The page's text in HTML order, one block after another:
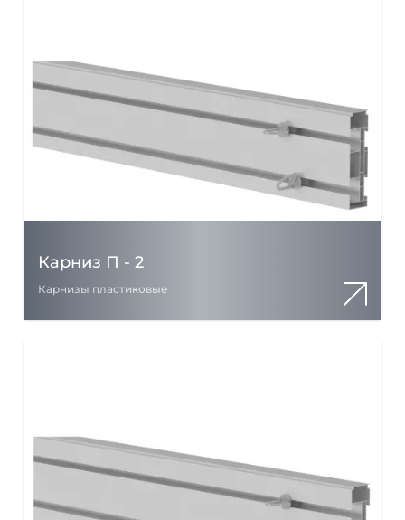
Карниз П - 2
Карнизы пластиковые